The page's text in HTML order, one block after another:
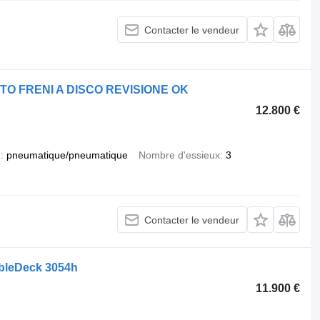
Contacter le vendeur
FRENI A DISCO REVISIONE OK
12.800 €
pneumatique/pneumatique Nombre d'essieux 3
Contacter le vendeur
3054h
11.900 €